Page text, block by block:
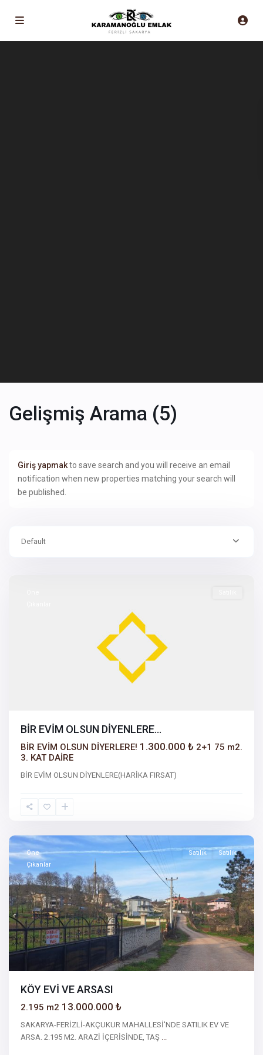
Gelişmiş Arama (5)
Giriş yapmakto save search and you will receive an email
notification when new properties matching your search will
be published.
Default
BİR EVİM OLSUN DİYENLERE…
BİR EVİM OLSUN DİYERLERE! 1.300.000 ₺ 2+1 75 m2.
3. KAT DAİRE
BİR EVİM OLSUN DİYENLERE(HARİKA FIRSAT)
Öne
Çıkanlar
Satılık Satılık
KÖY EVİ VE ARSASI
2.195 m2 13.000.000 ₺
SAKARYA-FERİZLİ-AKÇUKUR MAHALLESİ'NDE SATILIK EV VE
ARSA. 2.195 M2. ARAZİ İÇERİSİNDE, TAŞ ...